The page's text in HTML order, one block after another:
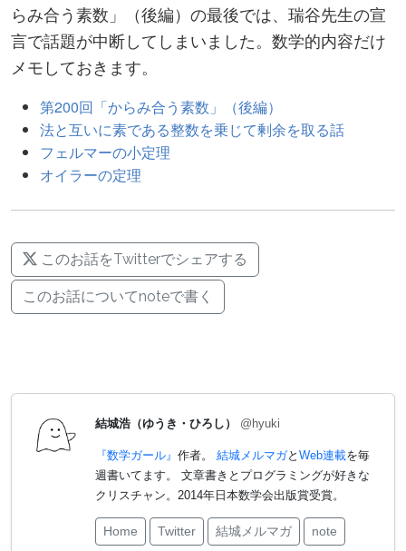
らみ合う素数」（後編）の最後では、瑞谷先生の宣
言で話題が中断してしまいました。数学的内容だけ
メモしておきます。
第200回「からみ合う素数」（後編）
法と互いに素である整数を乗じて剰余を取る話
フェルマーの小定理
オイラーの定理
このお話をTwitterでシェアする
このお話についてnoteで書く
結城浩（ゆうき・ひろし） @hyuki
『数学ガール』 作者。 結城メルマガと Web連載を毎
週書いてます。 文章書きとプログラミングが好きな
クリスチャン。2014年日本数学会出版賞受賞。
Home Twitter 結城メルマガ note